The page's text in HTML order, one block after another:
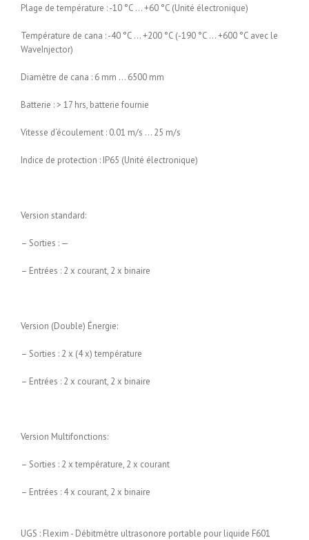
Plage de température : -10 °C … +60 °C (Unité électronique)
Température de cana : -40 °C … +200 °C (-190 °C … +600 °C avec le
WaveInjector)
Diamètre de cana : 6 mm … 6500 mm
Batterie : > 17 hrs, batterie fournie
Vitesse d‘écoulement : 0.01 m/s … 25 m/s
Indice de protection : IP65 (Unité électronique)
Version standard:
– Sorties : —
– Entrées : 2 x courant, 2 x binaire
Version (Double) Énergie:
– Sorties : 2 x (4 x) température
– Entrées : 2 x courant, 2 x binaire
Version Multifonctions:
– Sorties : 2 x température, 2 x courant
– Entrées : 4 x courant, 2 x binaire
UGS : Flexim - Débitmètre ultrasonore portable pour liquide F601